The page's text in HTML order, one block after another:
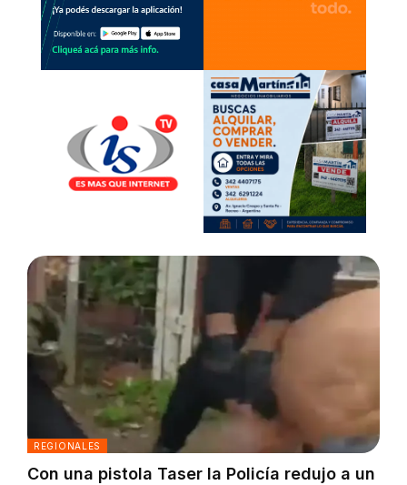
REGIONALES
Con una pistola Taser la Policía redujo a un